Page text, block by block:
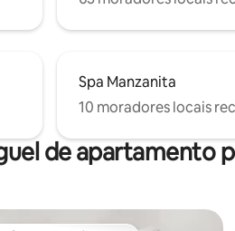
Spa Manzanita
10 moradores locais
de apartamento